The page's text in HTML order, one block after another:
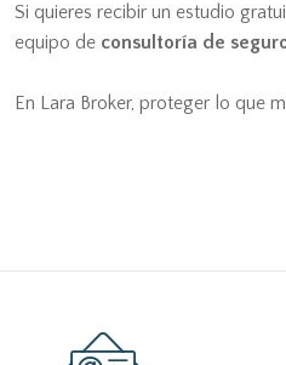
Si quieres recibir un estudio
equipo de consultoría de
En Lara Broker, proteger lo que